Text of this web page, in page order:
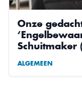
Onze
Schuitmaker
ALGEMEEN